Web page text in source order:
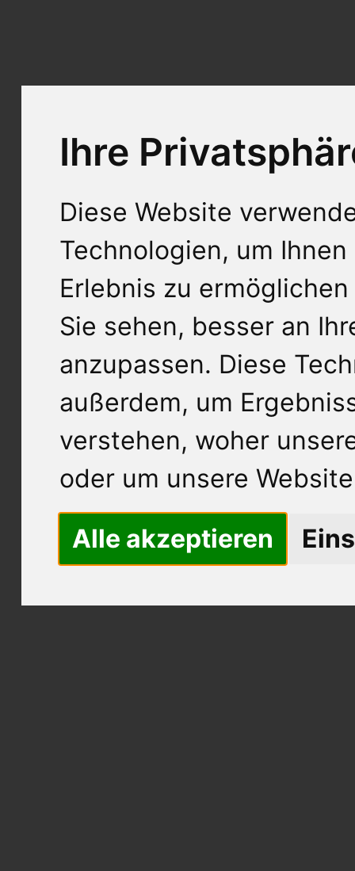
Ihre
Diese Website
Technologien, um
Erlebnis zu
Sie sehen, besser an
anzupassen. Diese
außerdem, um
verstehen, woher
oder um unsere
Alle akzeptieren